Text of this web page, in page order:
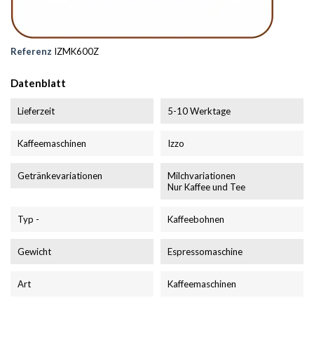
Referenz IZMK600Z
Datenblatt
Lieferzeit 5-10 Werktage
Kaffeemaschinen Izzo
Getränkevariationen
Milchvariationen
Nur Kaffee und Tee
Typ - Kaffeebohnen
Gewicht Espressomaschine
Art Kaffeemaschinen